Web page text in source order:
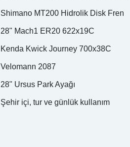
Shimano MT200 Hidrolik Disk Fren
28" Mach1 ER20 622x19C
Kenda Kwick Journey 700x38C
Velomann 2087
28" Ursus Park Ayağı
Şehir içi, tur ve günlük kullanım